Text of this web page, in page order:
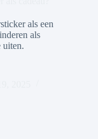
als een
als
uiten.